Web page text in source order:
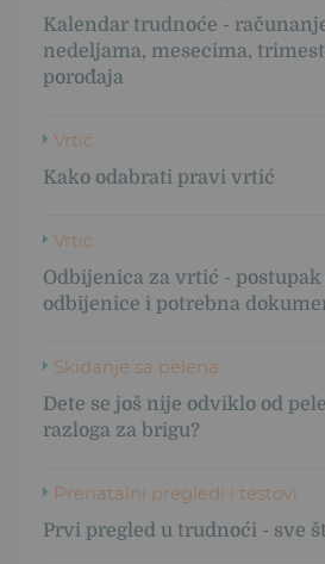
Kalendar trudnoće -
nedeljama, mesecima,
porođaja
Vrtić
Kako odabrati pravi vrtić
Vrtić
Odbijenica za vrtić -
odbijenice i potrebna
Skidanje sa pelena
Dete se još nije odviklo od
razloga za brigu?
Prenatalni pregledi i testovi
Prvi pregled u trudnoći - sve